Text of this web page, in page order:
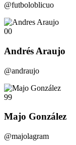
@futboloblicuo
00
Andrés Araujo
@andraujo
99
Majo González
@majolagram